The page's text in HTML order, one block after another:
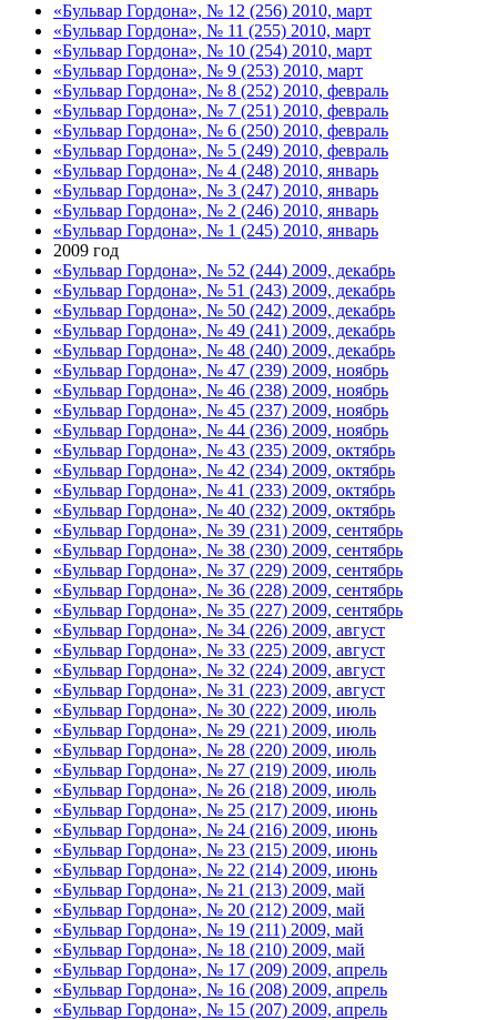
«Бульвар Гордона», № 12 (256) 2010, март
«Бульвар Гордона», № 11 (255) 2010, март
«Бульвар Гордона», № 10 (254) 2010, март
«Бульвар Гордона», № 9 (253) 2010, март
«Бульвар Гордона», № 8 (252) 2010, февраль
«Бульвар Гордона», № 7 (251) 2010, февраль
«Бульвар Гордона», № 6 (250) 2010, февраль
«Бульвар Гордона», № 5 (249) 2010, февраль
«Бульвар Гордона», № 4 (248) 2010, январь
«Бульвар Гордона», № 3 (247) 2010, январь
«Бульвар Гордона», № 2 (246) 2010, январь
«Бульвар Гордона», № 1 (245) 2010, январь
2009 год
«Бульвар Гордона», № 52 (244) 2009, декабрь
«Бульвар Гордона», № 51 (243) 2009, декабрь
«Бульвар Гордона», № 50 (242) 2009, декабрь
«Бульвар Гордона», № 49 (241) 2009, декабрь
«Бульвар Гордона», № 48 (240) 2009, декабрь
«Бульвар Гордона», № 47 (239) 2009, ноябрь
«Бульвар Гордона», № 46 (238) 2009, ноябрь
«Бульвар Гордона», № 45 (237) 2009, ноябрь
«Бульвар Гордона», № 44 (236) 2009, ноябрь
«Бульвар Гордона», № 43 (235) 2009, октябрь
«Бульвар Гордона», № 42 (234) 2009, октябрь
«Бульвар Гордона», № 41 (233) 2009, октябрь
«Бульвар Гордона», № 40 (232) 2009, октябрь
«Бульвар Гордона», № 39 (231) 2009, сентябрь
«Бульвар Гордона», № 38 (230) 2009, сентябрь
«Бульвар Гордона», № 37 (229) 2009, сентябрь
«Бульвар Гордона», № 36 (228) 2009, сентябрь
«Бульвар Гордона», № 35 (227) 2009, сентябрь
«Бульвар Гордона», № 34 (226) 2009, август
«Бульвар Гордона», № 33 (225) 2009, август
«Бульвар Гордона», № 32 (224) 2009, август
«Бульвар Гордона», № 31 (223) 2009, август
«Бульвар Гордона», № 30 (222) 2009, июль
«Бульвар Гордона», № 29 (221) 2009, июль
«Бульвар Гордона», № 28 (220) 2009, июль
«Бульвар Гордона», № 27 (219) 2009, июль
«Бульвар Гордона», № 26 (218) 2009, июль
«Бульвар Гордона», № 25 (217) 2009, июнь
«Бульвар Гордона», № 24 (216) 2009, июнь
«Бульвар Гордона», № 23 (215) 2009, июнь
«Бульвар Гордона», № 22 (214) 2009, июнь
«Бульвар Гордона», № 21 (213) 2009, май
«Бульвар Гордона», № 20 (212) 2009, май
«Бульвар Гордона», № 19 (211) 2009, май
«Бульвар Гордона», № 18 (210) 2009, май
«Бульвар Гордона», № 17 (209) 2009, апрель
«Бульвар Гордона», № 16 (208) 2009, апрель
«Бульвар Гордона», № 15 (207) 2009, апрель